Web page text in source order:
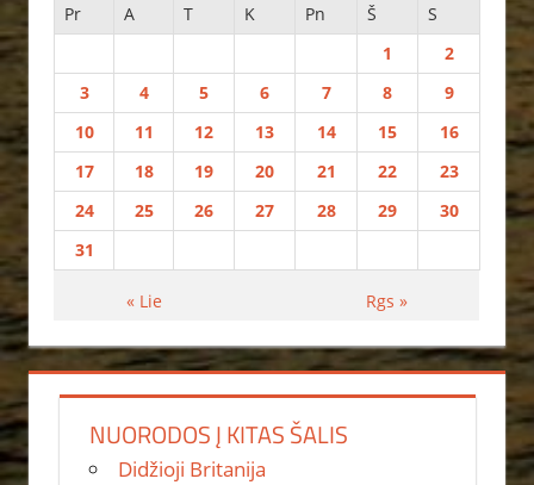
Pr A T K Pn Š
S
1
2
3
4 5 6 7 8
9
10
11 12 13 14 15
16
17
18 19 20 21 22
23
24
25 26 27 28 29
30
31
« Lie Rgs »
NUORODOS Į KITAS ŠALIS
Didžioji Britanija